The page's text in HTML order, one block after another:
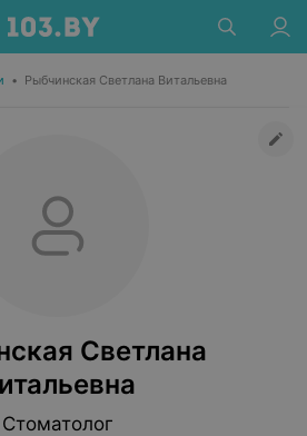
• Рыбчинская Светлана Витальевна
Светлана
Стоматолог